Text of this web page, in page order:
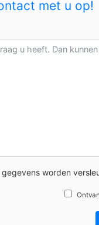
met u op!
worden